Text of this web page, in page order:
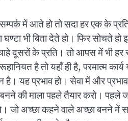
में आते हो तो सदा हर एक के
भी बिता देते हो। फिर सोचते
दूसरों के प्रति। तो आपस में भी हर
है तो यहाँ ही है, परमात्म
है। यह प्रभाव हो। सेवा में और
की माला पहले तैयार करो।
जो अच्छा कहने वाले अच्छा बनने